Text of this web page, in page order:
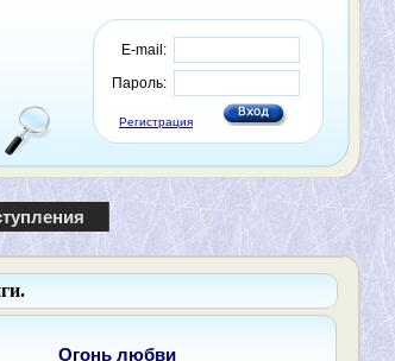
E-mail:
Пароль:
Регистрация
Огонь любви